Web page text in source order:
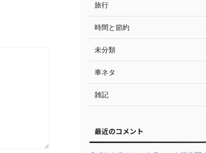
旅行
時間と節約
未分類
車ネタ
雑記
最近のコメント